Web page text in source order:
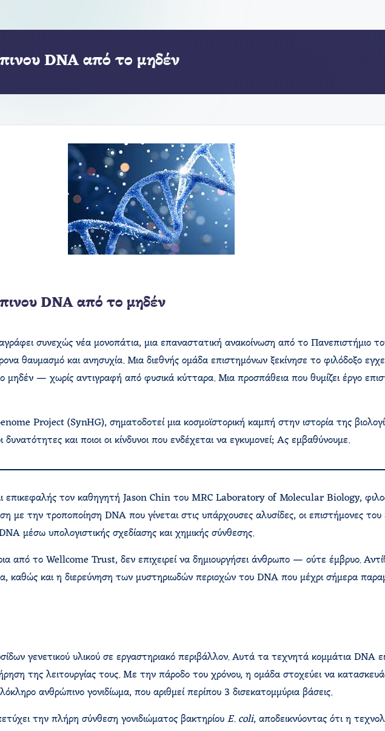
DNA από το μηδέν
DNA από το μηδέν
συνεχώς νέα μονοπάτια, μια επαναστατική ανακοίνωση από το Πανεπιστήμιο
θαυμασμό και ανησυχία. Μια διεθνής ομάδα επιστημόνων ξεκίνησε το φιλόδοξο
— χωρίς αντιγραφή από φυσικά κύτταρα. Μια προσπάθεια που θυμίζει έργο
Project (SynHG), σηματοδοτεί μια κοσμοϊστορική καμπή στην ιστορία της
δυνατότητες και ποιοι οι κίνδυνοι που ενδέχεται να εγκυμονεί; Ας εμβαθύνουμε.
επικεφαλής τον καθηγητή Jason Chin του MRC Laboratory of Molecular Biology,
με την τροποποίηση DNA που γίνεται στις υπάρχουσες αλυσίδες, οι επιστήμονες
μέσω υπολογιστικής σχεδίασης και χημικής σύνθεσης.
από το Wellcome Trust, δεν επιχειρεί να δημιουργήσει άνθρωπο — ούτε έμβρυο.
καθώς και η διερεύνηση των μυστηριωδών περιοχών του DNA που μέχρι σήμερα
γενετικού υλικού σε εργαστηριακό περιβάλλον. Αυτά τα τεχνητά κομμάτια DNA
της λειτουργίας τους. Με την πάροδο του χρόνου, η ομάδα στοχεύει να
ανθρώπινο γονιδίωμα, που αριθμεί περίπου 3 δισεκατομμύρια βάσεις.
την πλήρη σύνθεση γονιδιώματος βακτηρίου E. coli, αποδεικνύοντας ότι η